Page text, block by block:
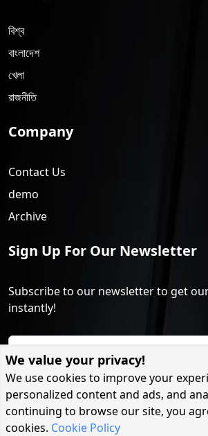
বিশ্ব
বাংলাদেশ
খেলা
রাজনীতি
Company
Contact Us
demo
Archive
Sign Up For Our Newsletter
Subscribe to our newsletter to get
instantly!
Copyright Protected @ 2026 |
We value your privacy!
We use cookies to improve your
personalized content and ads, and
continuing to browse our site, you
cookies. Cookie Policy